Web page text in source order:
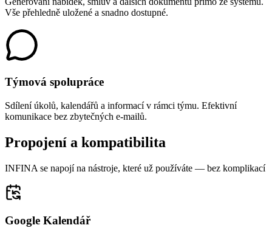
Vše přehledně uložené a snadno dostupné.
Týmová spolupráce
Sdílení úkolů, kalendářů a informací v rámci týmu. Efektivní
komunikace bez zbytečných e-mailů.
Propojení a kompatibilita
INFINA se napojí na nástroje, které už používáte — bez komplikací
Google Kalendář